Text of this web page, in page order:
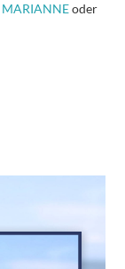
MARIANNEoder